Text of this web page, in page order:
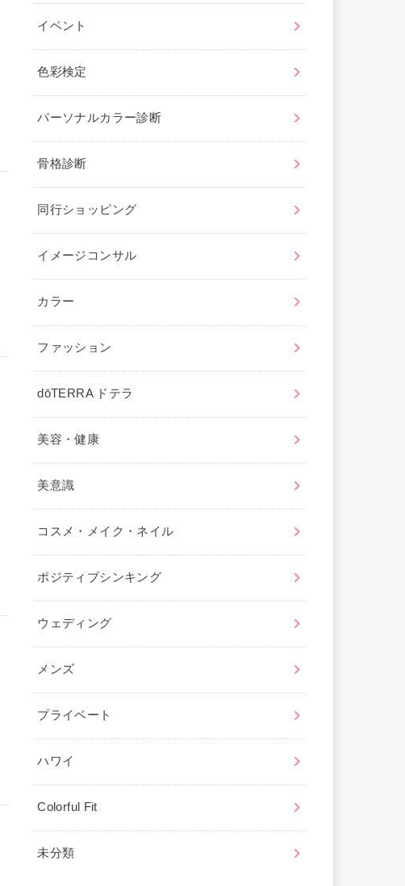
イベント
色彩検定
パーソナルカラー診断
骨格診断
同行ショッピング
イメージコンサル
カラー
ファッション
dōTERRA ドテラ
美容・健康
美意識
コスメ・メイク・ネイル
ポジティブシンキング
ウェディング
メンズ
プライベート
ハワイ
Colorful Fit
未分類